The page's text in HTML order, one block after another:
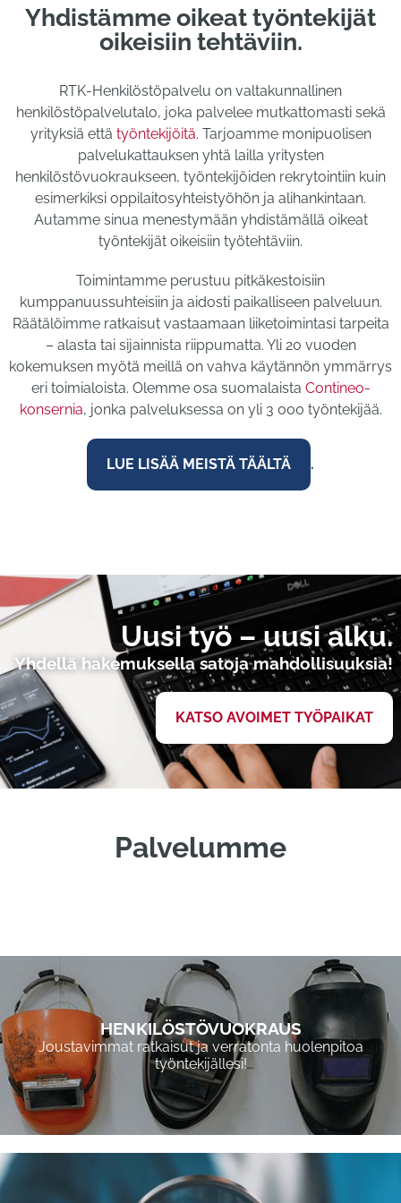
Yhdistämme oikeat työntekijät
oikeisiin tehtäviin.
RTK-Henkilöstöpalvelu on valtakunnallinen
henkilöstöpalvelutalo, joka palvelee mutkattomasti sekä
yrityksiä että työntekijöitä. Tarjoamme monipuolisen
palvelukattauksen yhtä lailla yritysten
henkilöstövuokraukseen, työntekijöiden rekrytointiin kuin
esimerkiksi oppilaitosyhteistyöhön ja alihankintaan.
Autamme sinua menestymään yhdistämällä oikeat
työntekijät oikeisiin työtehtäviin.
Toimintamme perustuu pitkäkestoisiin
kumppanuussuhteisiin ja aidosti paikalliseen palveluun.
Räätälöimme ratkaisut vastaamaan liiketoimintasi tarpeita
– alasta tai sijainnista riippumatta. Yli 20 vuoden
kokemuksen myötä meillä on vahva käytännön ymmärrys
eri toimialoista. Olemme osa suomalaista Contineo-
konsernia, jonka palveluksessa on yli 3 000 työntekijää.
LUE LISÄÄ MEISTÄ TÄÄLTÄ .
Uusi työ – uusi alku.
Yhdellä hakemuksella satoja mahdollisuuksia!
KATSO AVOIMET TYÖPAIKAT
Palvelumme
HENKILÖSTÖVUOKRAUS
Joustavimmat ratkaisut ja verratonta huolenpitoa
työntekijällesi!